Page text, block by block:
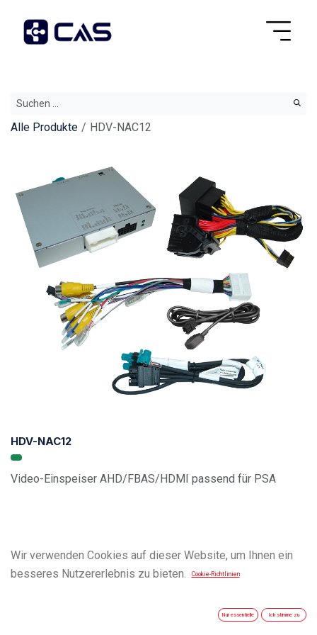
Alle Produkte HDV-NAC12
HDV-NAC12
Video-Einspeiser AHD/FBAS/HDMI passend für PSA
Wir verwenden Cookies auf dieser Website, um Ihnen ein
besseres Nutzererlebnis zu bieten.
Cookie-Richtlinien
Nur essentielle Ich stimme zu